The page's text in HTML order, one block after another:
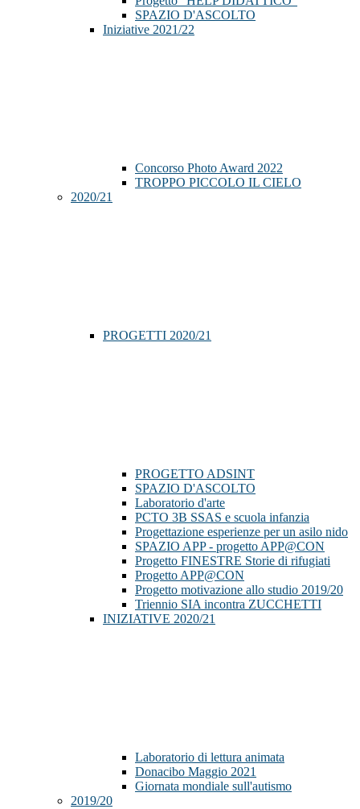
SPAZIO D'ASCOLTO
Iniziative 2021/22
Concorso Photo Award 2022
TROPPO PICCOLO IL CIELO
2020/21
PROGETTI 2020/21
PROGETTO ADSINT
SPAZIO D'ASCOLTO
Laboratorio d'arte
PCTO 3B SSAS e scuola infanzia
Progettazione esperienze per un asilo nido
SPAZIO APP - progetto APP@CON
Progetto FINESTRE Storie di rifugiati
Progetto APP@CON
Progetto motivazione allo studio 2019/20
Triennio SIA incontra ZUCCHETTI
INIZIATIVE 2020/21
Laboratorio di lettura animata
Donacibo Maggio 2021
Giornata mondiale sull'autismo
2019/20